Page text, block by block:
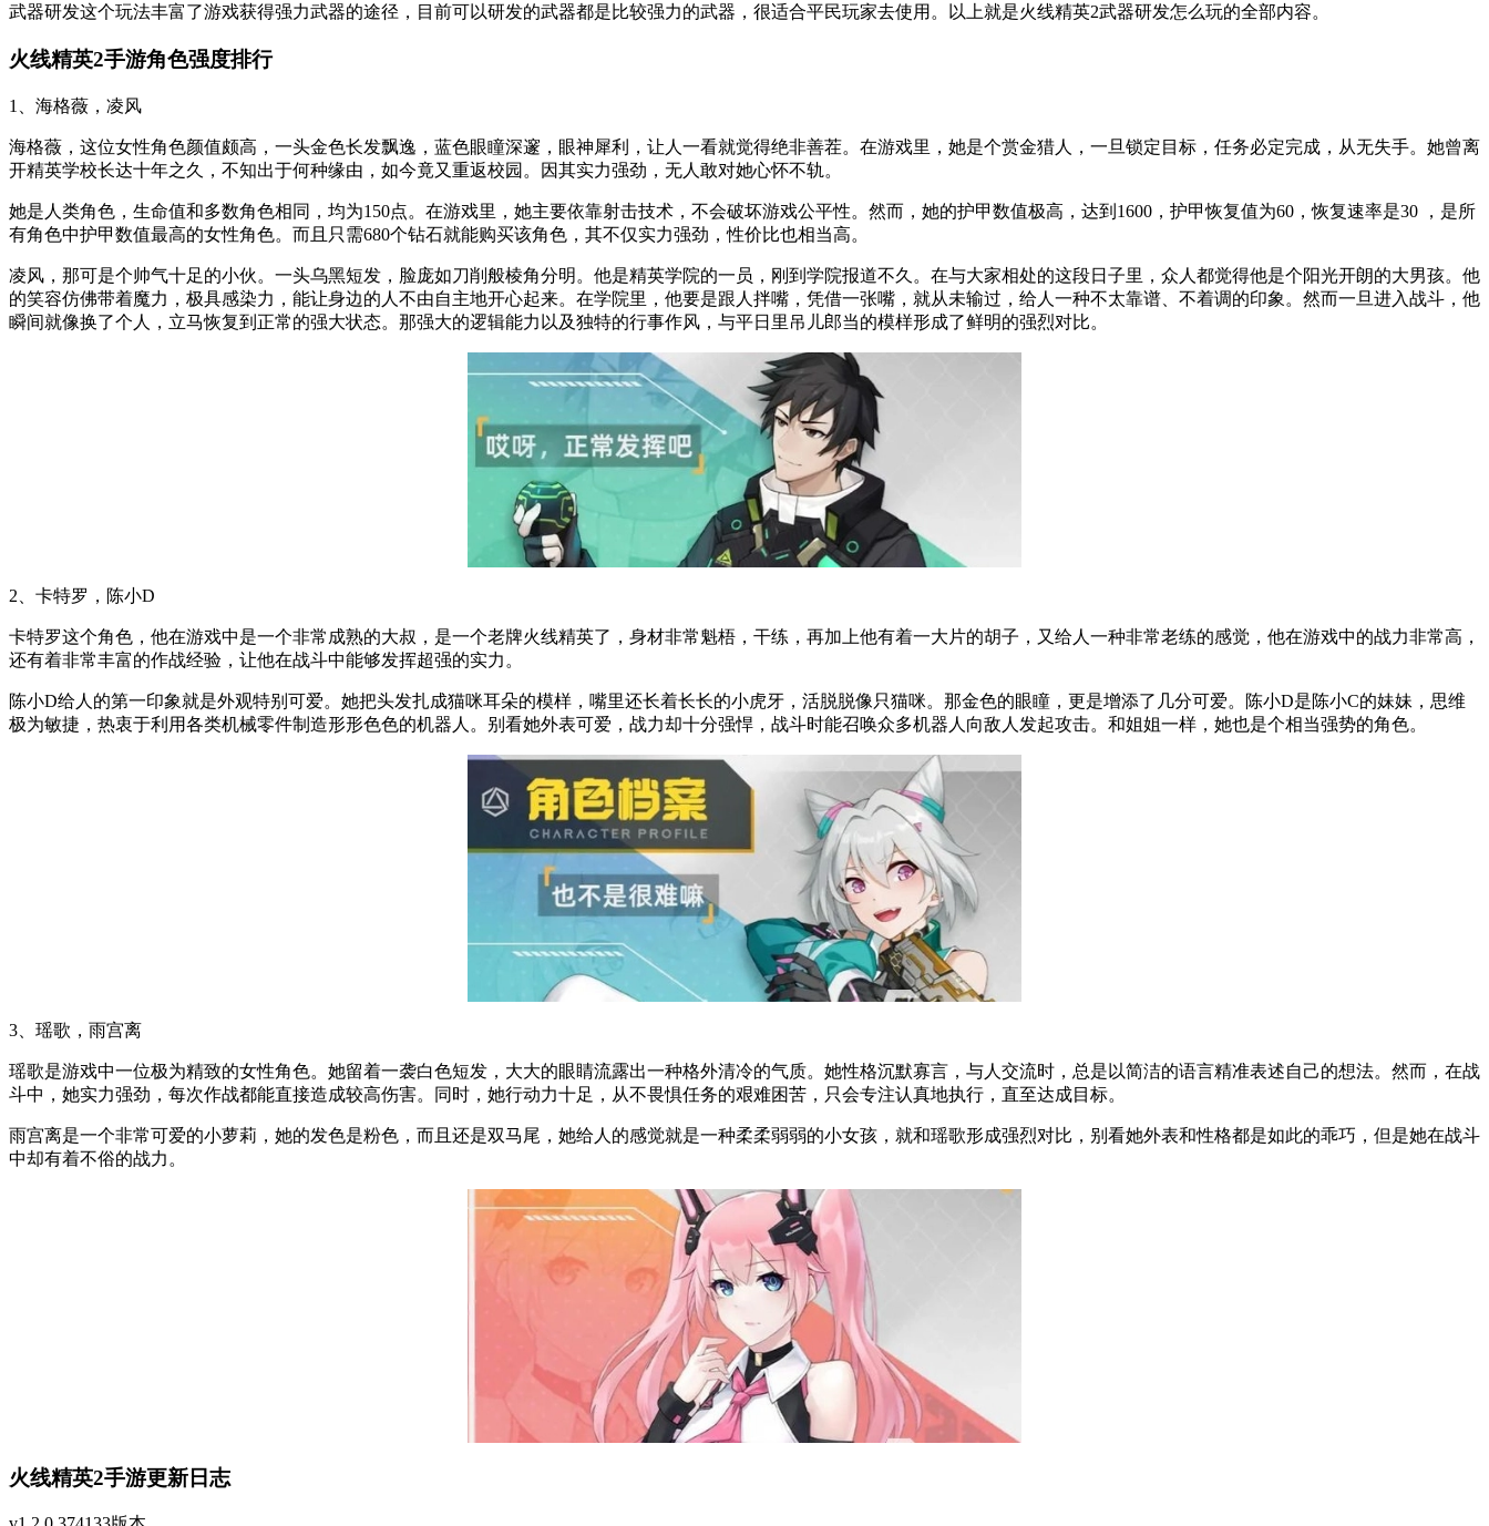
武器研发这个玩法丰富了游戏获得强力武器的途径，目前可以研发的武器都是比较强力的武器，很适合平民玩家去使用。以上就是火线精英2武器研发怎么玩的全部内容。
火线精英2手游角色强度排行
1、海格薇，凌风
海格薇，这位女性角色颜值颇高，一头金色长发飘逸，蓝色眼瞳深邃，眼神犀利，让人一看就觉得绝非善茬。在游戏里，她是个赏金猎人，一旦锁定目标，任务必定完成，从无失手。她曾离
开精英学校长达十年之久，不知出于何种缘由，如今竟又重返校园。因其实力强劲，无人敢对她心怀不轨。
她是人类角色，生命值和多数角色相同，均为150点。在游戏里，她主要依靠射击技术，不会破坏游戏公平性。然而，她的护甲数值极高，达到1600，护甲恢复值为60，恢复速率是30 ，是所
有角色中护甲数值最高的女性角色。而且只需680个钻石就能购买该角色，其不仅实力强劲，性价比也相当高。
凌风，那可是个帅气十足的小伙。一头乌黑短发，脸庞如刀削般棱角分明。他是精英学院的一员，刚到学院报道不久。在与大家相处的这段日子里，众人都觉得他是个阳光开朗的大男孩。他
的笑容仿佛带着魔力，极具感染力，能让身边的人不由自主地开心起来。在学院里，他要是跟人拌嘴，凭借一张嘴，就从未输过，给人一种不太靠谱、不着调的印象。然而一旦进入战斗，他
瞬间就像换了个人，立马恢复到正常的强大状态。那强大的逻辑能力以及独特的行事作风，与平日里吊儿郎当的模样形成了鲜明的强烈对比。
2、卡特罗，陈小D
卡特罗这个角色，他在游戏中是一个非常成熟的大叔，是一个老牌火线精英了，身材非常魁梧，干练，再加上他有着一大片的胡子，又给人一种非常老练的感觉，他在游戏中的战力非常高，
还有着非常丰富的作战经验，让他在战斗中能够发挥超强的实力。
陈小D给人的第一印象就是外观特别可爱。她把头发扎成猫咪耳朵的模样，嘴里还长着长长的小虎牙，活脱脱像只猫咪。那金色的眼瞳，更是增添了几分可爱。陈小D是陈小C的妹妹，思维
极为敏捷，热衷于利用各类机械零件制造形形色色的机器人。别看她外表可爱，战力却十分强悍，战斗时能召唤众多机器人向敌人发起攻击。和姐姐一样，她也是个相当强势的角色。
3、瑶歌，雨宫离
瑶歌是游戏中一位极为精致的女性角色。她留着一袭白色短发，大大的眼睛流露出一种格外清冷的气质。她性格沉默寡言，与人交流时，总是以简洁的语言精准表述自己的想法。然而，在战
斗中，她实力强劲，每次作战都能直接造成较高伤害。同时，她行动力十足，从不畏惧任务的艰难困苦，只会专注认真地执行，直至达成目标。
雨宫离是一个非常可爱的小萝莉，她的发色是粉色，而且还是双马尾，她给人的感觉就是一种柔柔弱弱的小女孩，就和瑶歌形成强烈对比，别看她外表和性格都是如此的乖巧，但是她在战斗
中却有着不俗的战力。
火线精英2手游更新日志